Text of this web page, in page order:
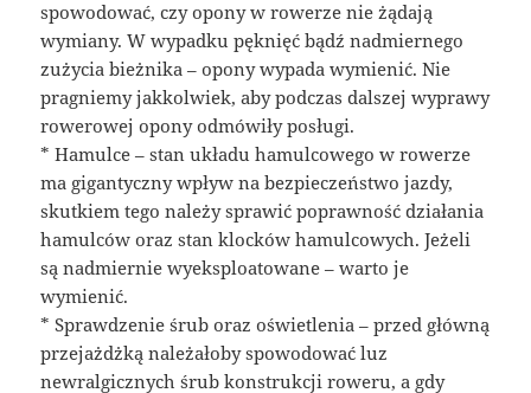
spowodować, czy opony w rowerze nie żądają
wymiany. W wypadku pęknięć bądź nadmiernego
zużycia bieżnika – opony wypada wymienić. Nie
pragniemy jakkolwiek, aby podczas dalszej wyprawy
rowerowej opony odmówiły posługi.
* Hamulce – stan układu hamulcowego w rowerze
ma gigantyczny wpływ na bezpieczeństwo jazdy,
skutkiem tego należy sprawić poprawność działania
hamulców oraz stan klocków hamulcowych. Jeżeli
są nadmiernie wyeksploatowane – warto je
wymienić.
* Sprawdzenie śrub oraz oświetlenia – przed główną
przejażdżką należałoby spowodować luz
newralgicznych śrub konstrukcji roweru, a gdy